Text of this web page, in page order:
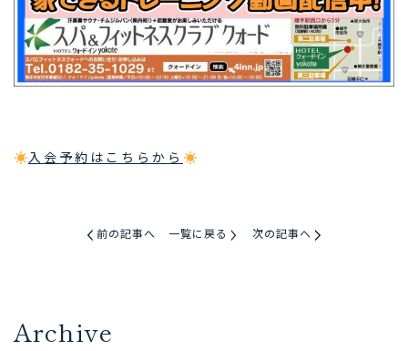
入会予約はこちらから
前の記事へ 一覧に戻る 次の記事へ
Archive